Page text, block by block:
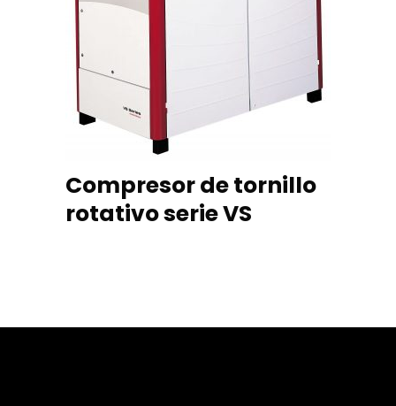
Compresor de tornillo
rotativo serie VS